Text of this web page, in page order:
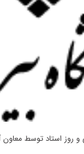
روز استاد توسط معاون